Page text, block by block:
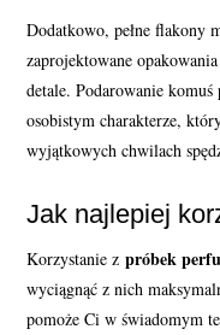
Dodatkowo, pełne flakony
zaprojektowane
detale. Podarowanie
osobistym charakterze,
wyjątkowych chwilach
Jak najlepiej
Korzystanie zpróbek
wyciągnąć z nich
pomoże Ci w świadomym